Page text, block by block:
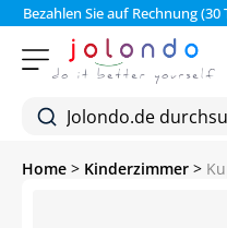
Bezahlen Sie auf Rechnung (30
Home > Kinderzimmer >